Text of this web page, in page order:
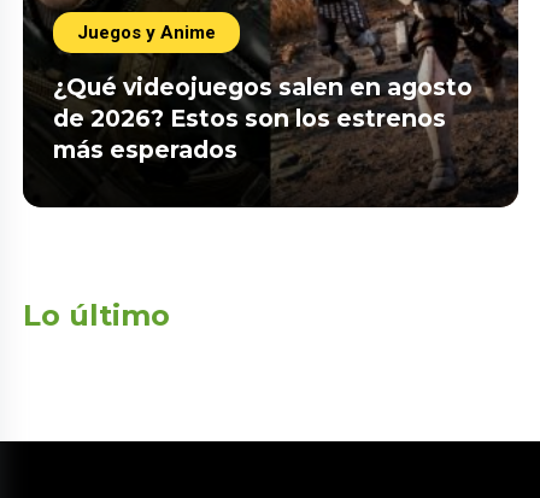
Juegos y Anime
¿Qué videojuegos salen en agosto
de 2026? Estos son los estrenos
más esperados
Lo último